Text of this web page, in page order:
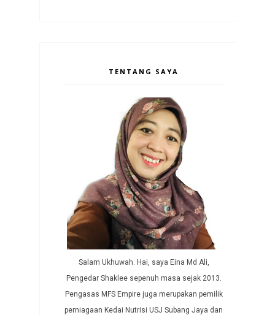
TENTANG SAYA
Salam Ukhuwah. Hai, saya Eina Md Ali,
Pengedar Shaklee sepenuh masa sejak 2013.
Pengasas MFS Empire juga merupakan pemilik
perniagaan Kedai Nutrisi USJ Subang Jaya dan